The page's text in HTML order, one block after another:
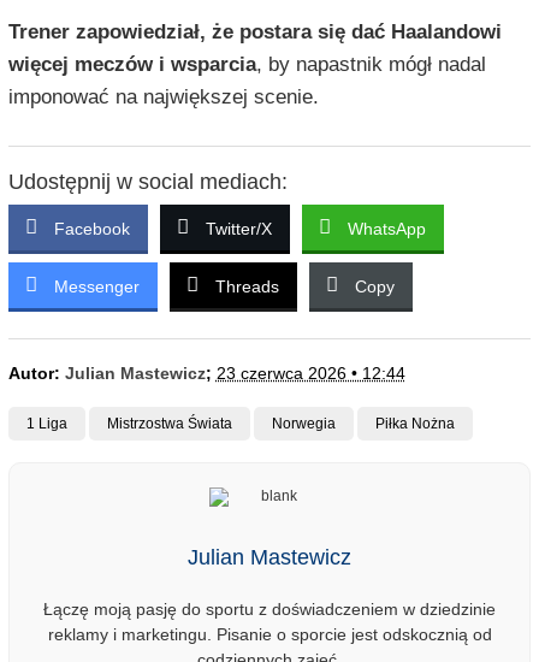
Trener zapowiedział, że postara się dać Haalandowi
więcej meczów i wsparcia, by napastnik mógł nadal
imponować na największej scenie.
Udostępnij w social mediach:
Facebook Twitter/X WhatsApp
Messenger Threads Copy
Autor: Julian Mastewicz; 23 czerwca 2026 • 12:44
1 Liga Mistrzostwa Świata Norwegia Piłka Nożna
Julian Mastewicz
Łączę moją pasję do sportu z doświadczeniem w dziedzinie
reklamy i marketingu. Pisanie o sporcie jest odskocznią od